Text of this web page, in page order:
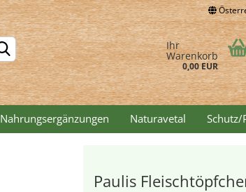
Lieferland Ihr
Warenkorb
0,00 EUR
Nahrungsergänzungen Naturavetal Schutz/
Paulis